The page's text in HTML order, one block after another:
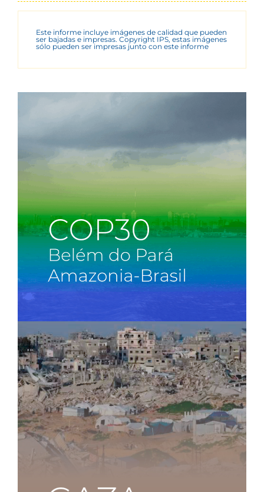
Este informe incluye imágenes de calidad que pueden
ser bajadas e impresas. Copyright IPS, estas imágenes
sólo pueden ser impresas junto con este informe